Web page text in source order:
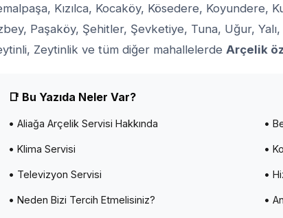
Kızılca, Kocaköy, Kösedere,
Paşaköy, Şehitler, Şevketiye, Tuna, Uğur, Yalı,
Zeytinlik ve tüm diğer mahallelerde Arçelik
📑 Bu Yazıda Neler Var?
• Aliağa Arçelik Servisi Hakkında •
• Klima Servisi •
• Televizyon Servisi •
• Neden Bizi Tercih Etmelisiniz? •